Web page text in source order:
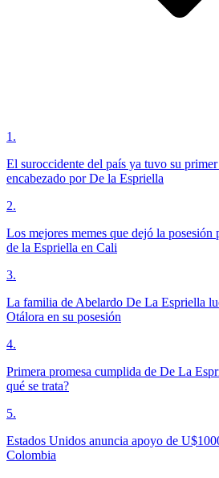
1 .
El suroccidente del país ya tuvo su
encabezado por De la Espriella
2.
Los mejores memes que dejó la
de la Espriella en Cali
3.
La familia de Abelardo De La Espriella
Otálora en su posesión
4.
Primera promesa cumplida de De La
qué se trata?
5.
Estados Unidos anuncia apoyo de
Colombia